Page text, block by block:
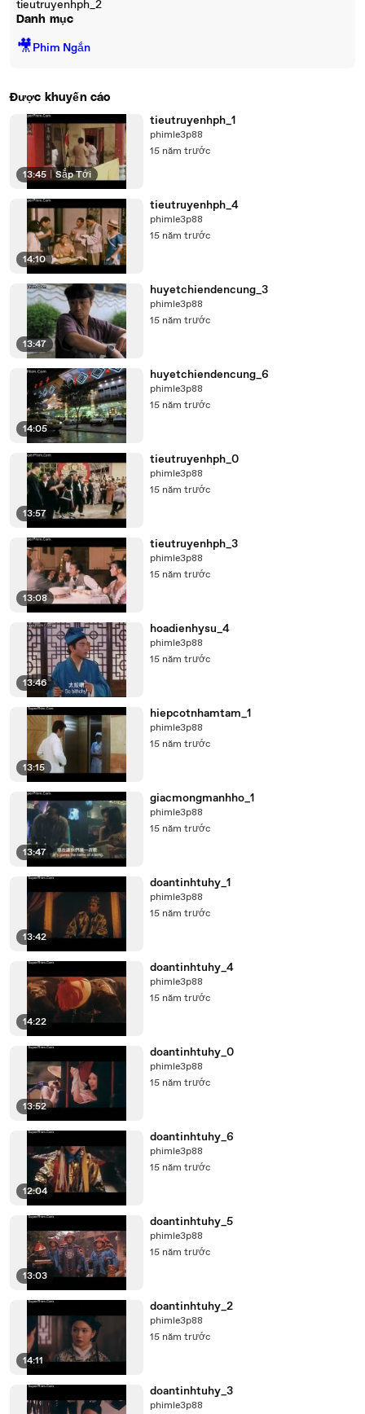
tieutruyenhph_2
Danh mục
🎥Phim Ngắn
Được khuyến cáo
13:45 Sắp Tới
tieutruyenhph_1
phimle3p88
15 năm trước
14:10
tieutruyenhph_4
phimle3p88
15 năm trước
13:47
huyetchiendencung_3
phimle3p88
15 năm trước
14:05
huyetchiendencung_6
phimle3p88
15 năm trước
13:57
tieutruyenhph_0
phimle3p88
15 năm trước
13:08
tieutruyenhph_3
phimle3p88
15 năm trước
13:46
hoadienhysu_4
phimle3p88
15 năm trước
13:15
hiepcotnhamtam_1
phimle3p88
15 năm trước
13:47
giacmongmanhho_1
phimle3p88
15 năm trước
13:42
doantinhtuhy_1
phimle3p88
15 năm trước
14:22
doantinhtuhy_4
phimle3p88
15 năm trước
13:52
doantinhtuhy_0
phimle3p88
15 năm trước
12:04
doantinhtuhy_6
phimle3p88
15 năm trước
13:03
doantinhtuhy_5
phimle3p88
15 năm trước
14:11
doantinhtuhy_2
phimle3p88
15 năm trước
doantinhtuhy_3
phimle3p88